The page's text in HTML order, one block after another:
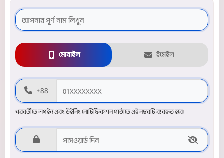
মোবাইল ইমেইল
+88
পরবর্তীতে লগইন এবং উইনিং নোটিফিকশন পাঠাতে এই নম্বরটি ব্যবহৃত হবে।